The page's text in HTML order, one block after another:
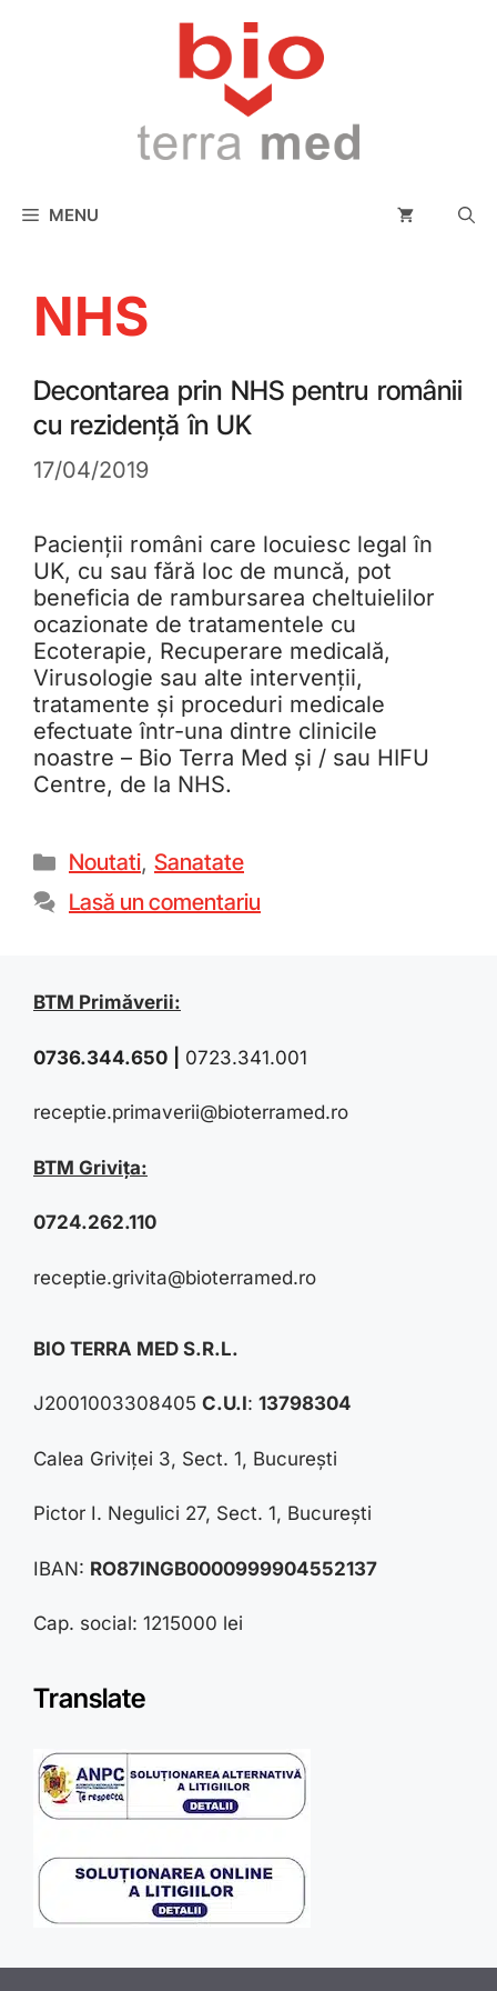
MENU
NHS
Decontarea prin NHS pentru românii
cu rezidență în UK
17/04/2019
Pacienții români care locuiesc legal în
UK, cu sau fără loc de muncă, pot
beneficia de rambursarea cheltuielilor
ocazionate de tratamentele cu
Ecoterapie, Recuperare medicală,
Virusologie sau alte intervenții,
tratamente și proceduri medicale
efectuate într-una dintre clinicile
noastre – Bio Terra Med și / sau HIFU
Centre, de la NHS.
Noutati, Sanatate
Lasă un comentariu
BTM Primăverii:
0736.344.650 0723.341.001
receptie.primaverii@bioterramed.ro
BTM Grivița:
0724.262.110
receptie.grivita@bioterramed.ro
BIO TERRA MED S.R.L.
J2001003308405 C.U.I: 13798304
Calea Griviței 3, Sect. 1, București
Pictor I. Negulici 27, Sect. 1, București
IBAN: RO87INGB0000999904552137
Cap. social: 1215000 lei
Translate